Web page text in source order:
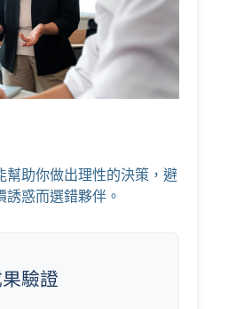
幫助你做出理性的決策，避
誘惑而選錯夥伴。
驗證